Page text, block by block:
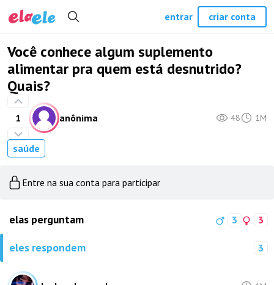
Você conhece algum suplemento
alimentar pra quem está desnutrido?
Quais?
1 anônima 48 1M
saúde
Entre na sua conta para participar
elas perguntam 3 3
eles respondem 3
entrar criar conta